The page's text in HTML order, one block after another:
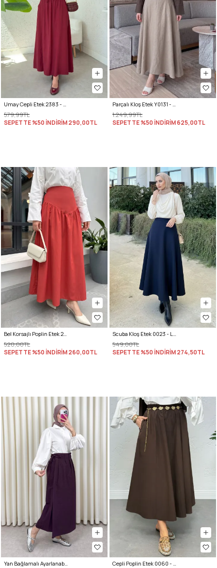
Umay Cepli Etek 2383 - BORDO
579,99TL
SEPETTE %50 İNDİRİM290,00TL
Parçalı Kloş Etek Y0131 - TAŞ RENGİ
1.249,99TL
SEPETTE %50 İNDİRİM625,00TL
Bel Korsajlı Poplin Etek 26061 - KIRMIZI
520,00TL
SEPETTE %50 İNDİRİM260,00TL
Scuba Kloş Etek 0023 - LACİVERT
549,00TL
SEPETTE %50 İNDİRİM274,50TL
Yan Bağlamalı Ayarlanabilir Etek 0051 - MÜRDÜM Cepli Poplin Etek 0060 - KAHVERENGİ